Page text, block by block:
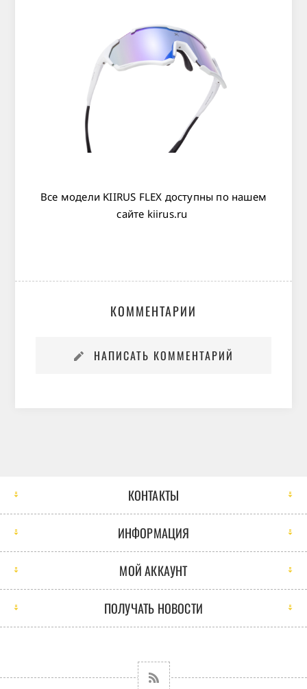
Все модели KIIRUS FLEX доступны по нашем
сайте kiirus.ru
КОММЕНТАРИИ
НАПИСАТЬ КОММЕНТАРИЙ
КОНТАКТЫ
ИНФОРМАЦИЯ
МОЙ АККАУНТ
ПОЛУЧАТЬ НОВОСТИ